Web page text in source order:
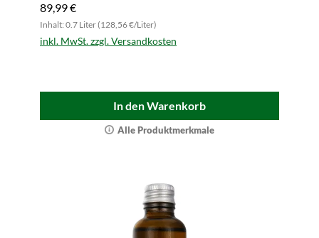
89,99 €
Inhalt: 0.7 Liter (128,56 €/Liter)
inkl. MwSt. zzgl. Versandkosten
In den Warenkorb
Alle Produktmerkmale